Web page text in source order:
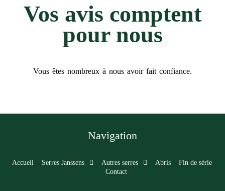
Vos avis comptent
pour nous​
Vous êtes nombreux à nous avoir fait confiance.
Navigation
Accueil Serres Janssens Autres serres Abris
Fin de série
Contact